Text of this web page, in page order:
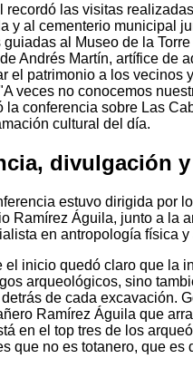
recordó las visitas
y al cementerio municipal
guiadas al Museo de la
Andrés Martín, artífice de
el patrimonio a los vecinos
veces no conocemos
la conferencia sobre Las
cultural del día.
divulgación
estuvo dirigida por
Ramírez Águila, junto a la
en antropología física
el inicio quedó claro que la
arqueológicos, sino
de cada excavación.
Ramírez Águila que
en el top tres de los
que no es totanero, que es